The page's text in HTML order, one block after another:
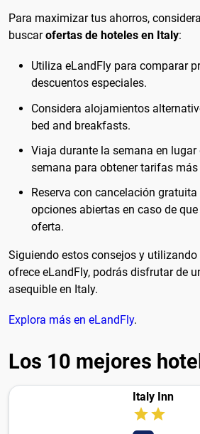
Para maximizar tus ahorros,
buscarofertas de hoteles en Italy:
Utiliza eLandFly para comparar
descuentos especiales.
Considera alojamientos
bed and breakfasts.
Viaja durante la semana en lugar
semana para obtener tarifas
Reserva con cancelación
opciones abiertas en caso de
oferta.
Siguiendo estos consejos y
ofrece eLandFly, podrás disfrutar de
asequible en Italy.
Explora más en eLandFly.
Los 10 mejores
Italy Inn